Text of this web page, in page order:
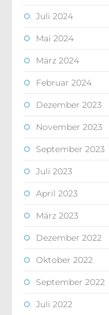
Juli 2024
Mai 2024
März 2024
Februar 2024
Dezember 2023
November 2023
September 2023
Juli 2023
April 2023
März 2023
Dezember 2022
Oktober 2022
September 2022
Juli 2022